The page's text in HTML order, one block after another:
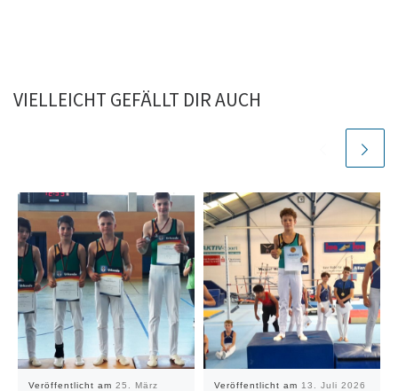
VIELLEICHT GEFÄLLT DIR AUCH
Veröffentlicht am 25. März
Veröffentlicht am 13. Juli 2026